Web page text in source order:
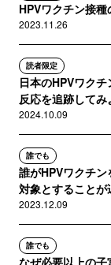
HPVワクチン接
2023.11.26
読者限定
日本のHPVワク
反応を追跡してみ
2024.10.09
誰でも
誰がHPVワクチ
対象とすることが
2023.12.09
誰でも
なぜ必要以上の